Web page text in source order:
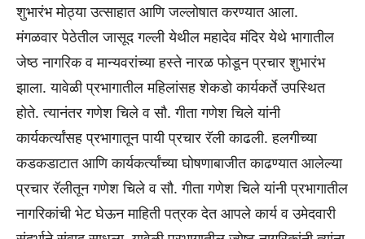
शुभारंभ मोठ्या उत्साहात आणि जल्लोषात करण्यात आला.
मंगळवार पेठेतील जासूद गल्ली येथील महादेव मंदिर येथे भागातील
जेष्ठ नागरिक व मान्यवरांच्या हस्ते नारळ फोडून प्रचार शुभारंभ
झाला. यावेळी प्रभागातील महिलांसह शेकडो कार्यकर्ते उपस्थित
होते. त्यानंतर गणेश चिले व सौ. गीता गणेश चिले यांनी
कार्यकर्त्यांसह प्रभागातून पायी प्रचार रॅली काढली. हलगीच्या
कडकडाटात आणि कार्यकर्त्यांच्या घोषणाबाजीत काढण्यात आलेल्या
प्रचार रॅलीतून गणेश चिले व सौ. गीता गणेश चिले यांनी प्रभागातील
नागरिकांची भेट घेऊन माहिती पत्रक देत आपले कार्य व उमेदवारी